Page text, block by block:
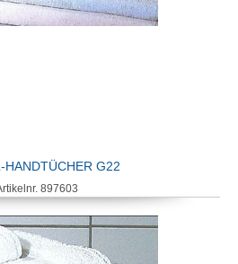
HANDTÜCHER G22
897603